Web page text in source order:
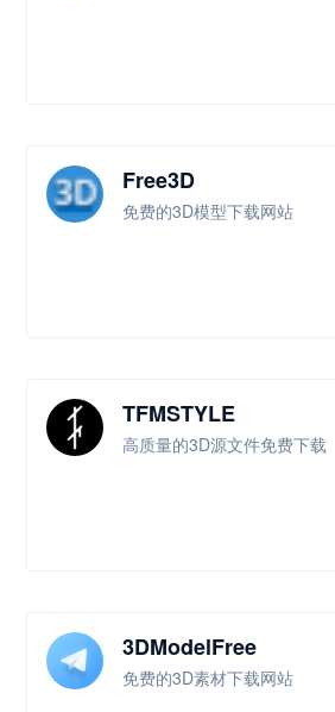
Free3D
免费的3D模型下载网站
TFMSTYLE
高质量的3D源文件免费下载
3DModelFree
免费的3D素材下载网站